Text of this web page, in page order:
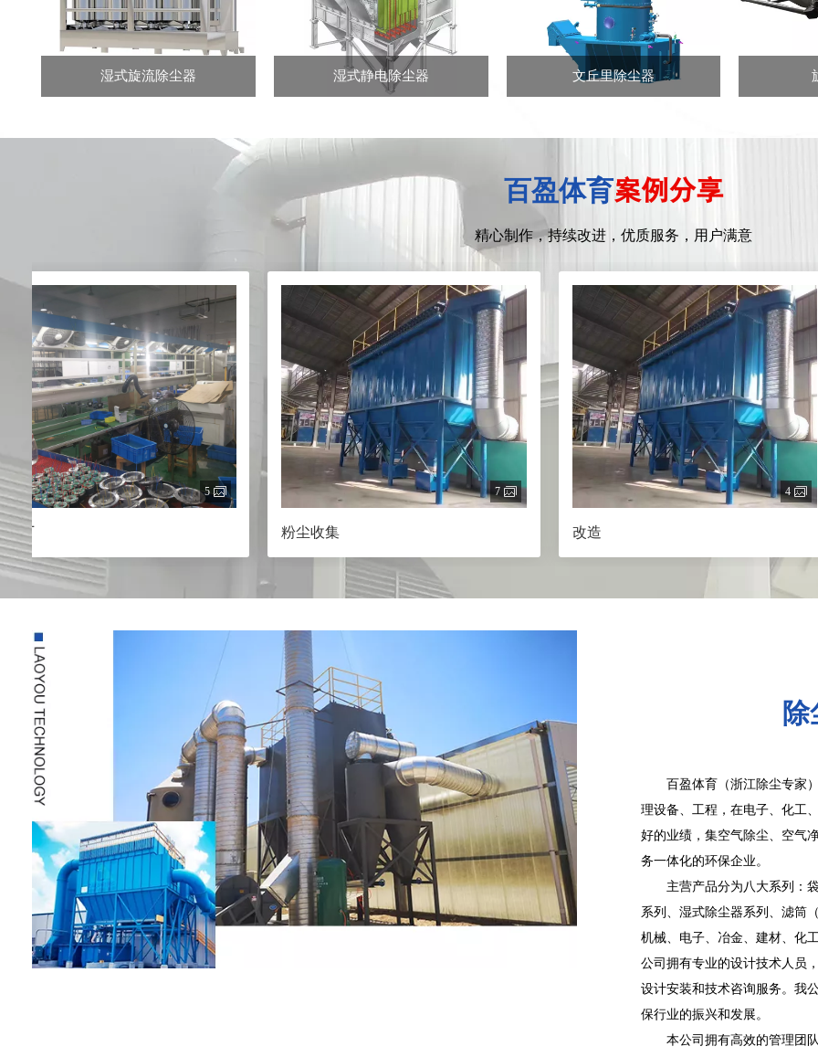
湿式旋流除尘器 湿式静电除尘器 文丘里除尘器
百盈体育案例分享
精心制作，持续改进，优质服务，用户满意
5 7 4
百盈体育（浙江除尘专家
理设备、工程，在电子、化工
好的业绩，集空气除尘、空气
务一体化的环保企业。
主营产品分为八大系列：
系列、湿式除尘器系列、滤筒
机械、电子、冶金、建材、化
公司拥有专业的设计技术人员
设计安装和技术咨询服务。我
保行业的振兴和发展。
本公司拥有高效的管理团